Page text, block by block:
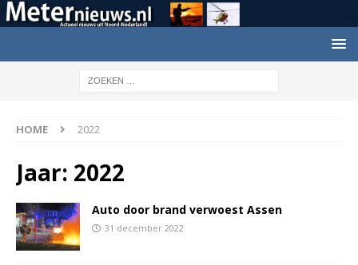
HOME 2022
Jaar: 2022
Auto door brand verwoest Assen
31 december 2022